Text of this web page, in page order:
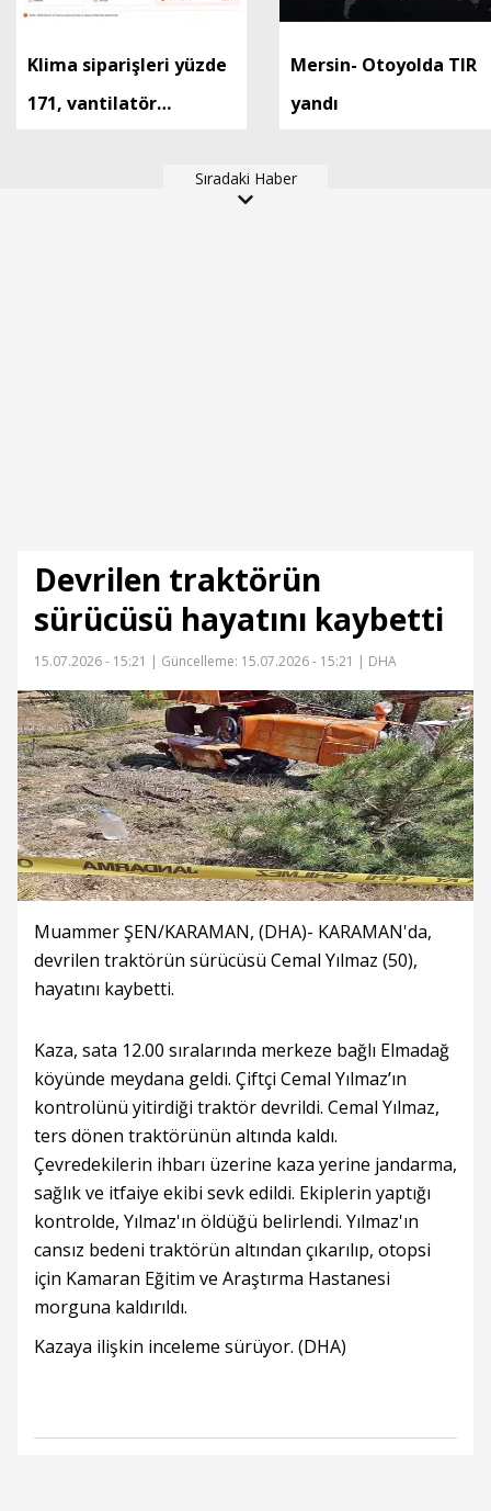
Klima siparişleri yüzde
171, vantilatör
Mersin- Otoyolda TIR
yandı
Sıradaki Haber
Devrilen traktörün
sürücüsü hayatını kaybetti
15.07.2026 - 15:21 | Güncelleme: 15.07.2026 - 15:21 | DHA
Muammer ŞEN/KARAMAN, (DHA)- KARAMAN'da,
devrilen traktörün sürücüsü Cemal Yılmaz (50),
hayatını kaybetti.
Kaza, sata 12.00 sıralarında merkeze bağlı Elmadağ
köyünde meydana geldi. Çiftçi Cemal Yılmaz’ın
kontrolünü yitirdiği traktör devrildi. Cemal Yılmaz,
ters dönen traktörünün altında kaldı.
Çevredekilerin ihbarı üzerine kaza yerine jandarma,
sağlık ve itfaiye ekibi sevk edildi. Ekiplerin yaptığı
kontrolde, Yılmaz'ın öldüğü belirlendi. Yılmaz'ın
cansız bedeni traktörün altından çıkarılıp, otopsi
için Kamaran Eğitim ve Araştırma Hastanesi
morguna kaldırıldı.
Kazaya ilişkin inceleme sürüyor. (DHA)